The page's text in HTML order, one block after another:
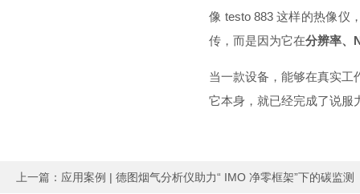
像 testo 883 这样的热像
传，而是因为它在分辨率、
当一款设备，能够在真实工
它本身，就已经完成了说服
上一篇： 应用案例 | 德图烟气分析仪助力“ IMO 净零框架”下的碳监测